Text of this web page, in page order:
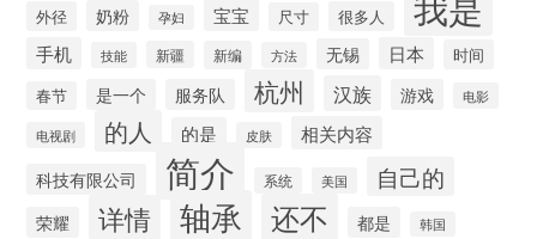
外径 奶粉 孕妇 宝宝 尺寸 很多人
手机 技能 新疆 新编 方法 无锡 日本 时间
春节 是一个 服务队 杭州 汉族 游戏 电影
电视剧 的人 的是 皮肤 相关内容
科技有限公司 简介 系统 美国 自己的
荣耀 详情 轴承 还不 都是 韩国